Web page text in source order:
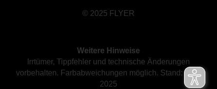
© 2025 FLYER
Weitere Hinweise
Irrtümer, Tippfehler und technische Änderungen
vorbehalten. Farbabweichungen möglich. Stand: März
2025